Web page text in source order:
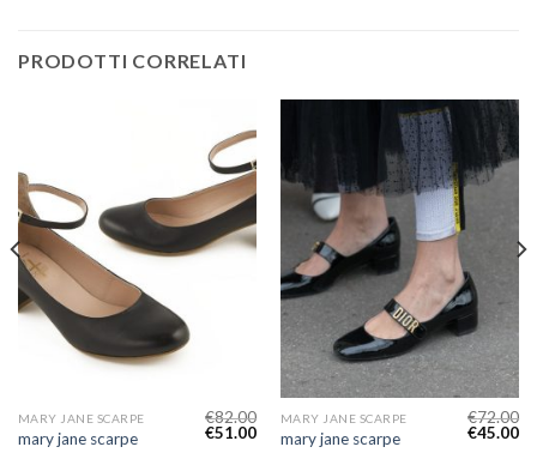
PRODOTTI CORRELATI
MARY JANE SCARPE
mary jane scarpe
€82.00
€51.00
MARY JANE SCARPE
mary jane scarpe
€72.00
€45.00